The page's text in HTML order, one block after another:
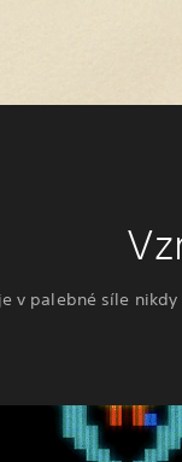
v palebné síle